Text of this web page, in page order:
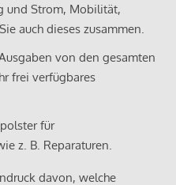
und Strom, Mobilität,
auch dieses zusammen.
von den gesamten
frei verfügbares
für
z. B. Reparaturen.
davon, welche